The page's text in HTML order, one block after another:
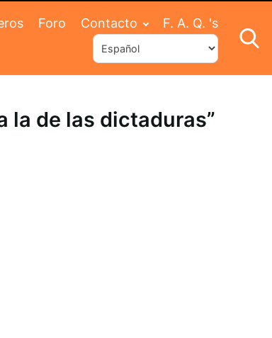
Foro Contacto F. A. Q. 's
la de las dictaduras”